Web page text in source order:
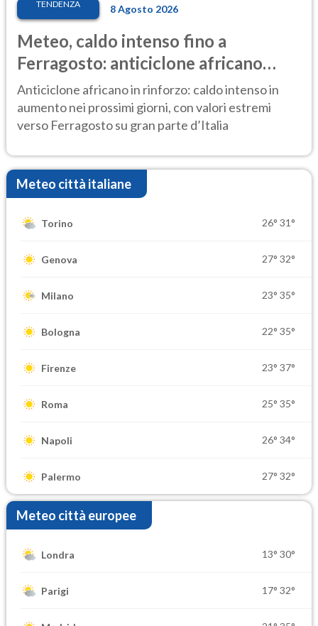
TENDENZA 8 Agosto 2026
Meteo, caldo intenso fino a
Ferragosto: anticiclone africano
ancora protagonista
Anticiclone africano in rinforzo: caldo intenso in
aumento nei prossimi giorni, con valori estremi
verso Ferragosto su gran parte d’Italia
Meteo città italiane
Torino 26° 31°
Genova 27° 32°
Milano 23° 35°
Bologna 22° 35°
Firenze 23° 37°
Roma 25° 35°
Napoli 26° 34°
Palermo 27° 32°
Meteo città europee
Londra 13° 30°
Parigi 17° 32°